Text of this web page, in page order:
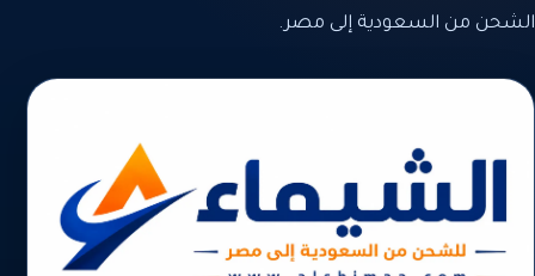
الشحن من السعودية إلى مصر.